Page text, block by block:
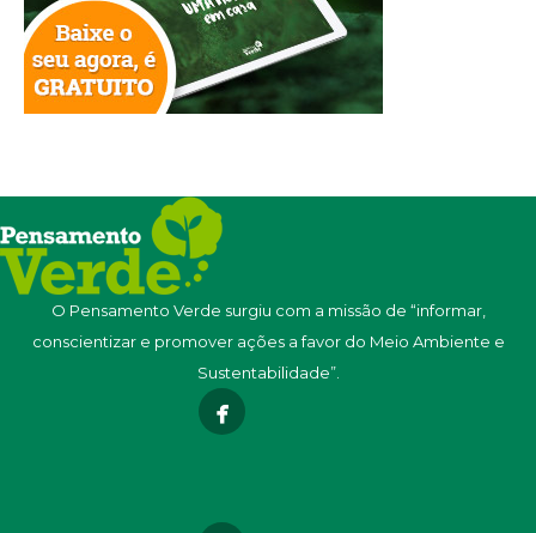
O Pensamento Verde surgiu com a missão de “informar,
conscientizar e promover ações a favor do Meio Ambiente e
Sustentabilidade”.